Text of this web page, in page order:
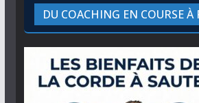
DU COACHING EN COURSE À